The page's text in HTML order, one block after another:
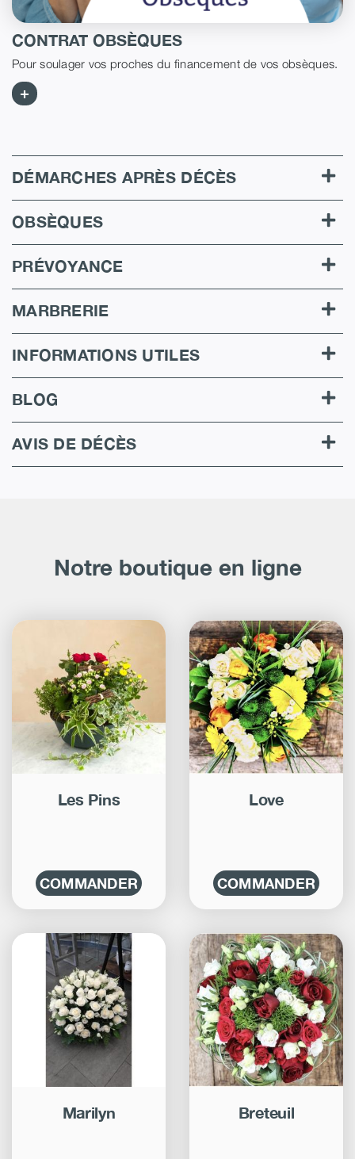
CONTRAT OBSÈQUES
Pour soulager vos proches du financement de vos obsèques.
+
DÉMARCHES APRÈS DÉCÈS
OBSÈQUES
PRÉVOYANCE
MARBRERIE
INFORMATIONS UTILES
BLOG
AVIS DE DÉCÈS
Notre boutique en ligne
Les Pins
COMMANDER
Love
COMMANDER
Marilyn Breteuil